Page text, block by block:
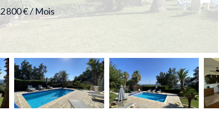
2 800 € / Mois